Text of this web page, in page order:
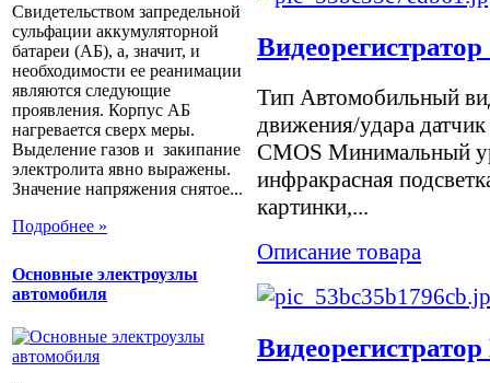
Свидетельством запредельной
сульфации аккумуляторной
батареи (АБ), а, значит, и
необходимости ее реанимации
являются следующие
проявления. Корпус АБ
нагревается сверх меры.
Выделение газов и закипание
электролита явно выражены.
Значение напряжения снятое...
Подробнее »
Основные электроузлы
автомобиля
Тип Автомобильный
движения/удара
CMOS Минимальный
инфракрасная
картинки,...
Описание товара